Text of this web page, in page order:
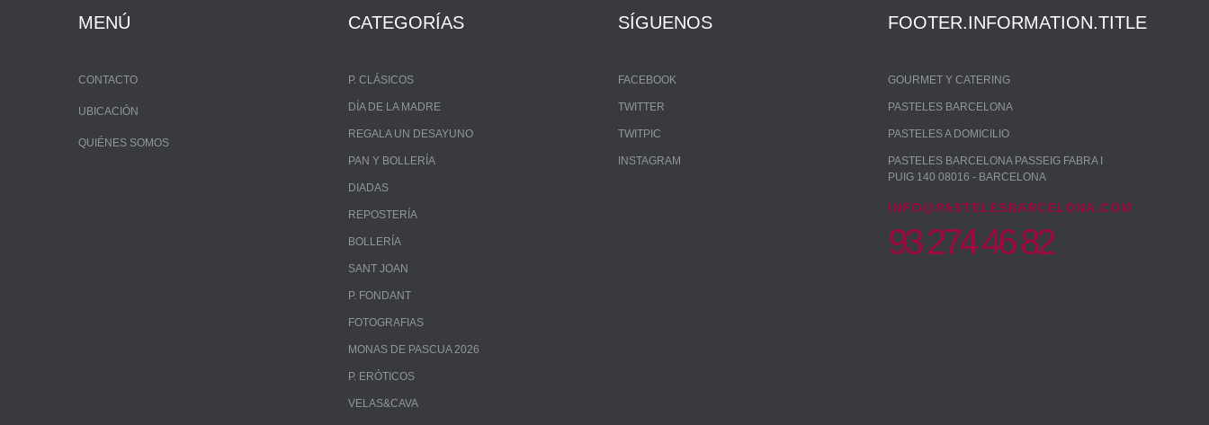
MENÚ
CONTACTO
UBICACIÓN
QUIÉNES SOMOS
CATEGORÍAS
P. CLÁSICOS
DÍA DE LA MADRE
REGALA UN DESAYUNO
PAN Y BOLLERÍA
DIADAS
REPOSTERÍA
BOLLERÍA
SANT JOAN
P. FONDANT
FOTOGRAFIAS
MONAS DE PASCUA 2026
P. ERÓTICOS
VELAS&CAVA
SÍGUENOS
FACEBOOK
TWITTER
TWITPIC
INSTAGRAM
FOOTER.INFORMATION.TITLE
GOURMET Y CATERING
PASTELES BARCELONA
PASTELES A DOMICILIO
PASTELES BARCELONA PASSEIG FABRA I
PUIG 140 08016 - BARCELONA
INFO@PASTELESBARCELONA.COM
93 274 46 82